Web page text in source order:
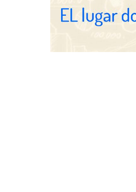
transforman espacios de
de Tormo Franquicias